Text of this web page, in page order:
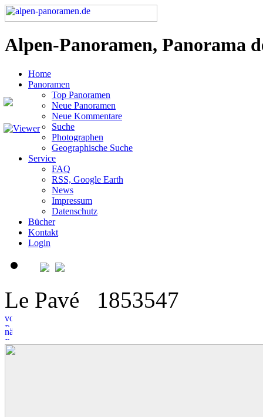
Alpen-Panoramen, Panorama
Home
Panoramen
Top Panoramen
Neue Panoramen
Neue Kommentare
Suche
Photographen
Geographische Suche
Service
FAQ
RSS, Google Earth
News
Impressum
Datenschutz
Bücher
Kontakt
Login
Le Pavé 1853547